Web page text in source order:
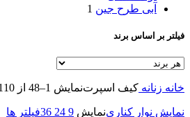
آبی طرح جین 1
فیلتر بر اساس برند
خانه زنانه کیف اسپرتنمایش 1–48 از 110 نتیجه
نمایش نوار کنارینمایش 9
24
36فیلتر ها